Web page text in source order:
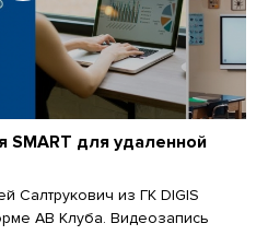
SMART для удаленной
Салтрукович из ГК DIGIS
АВ Клуба. Видеозапись